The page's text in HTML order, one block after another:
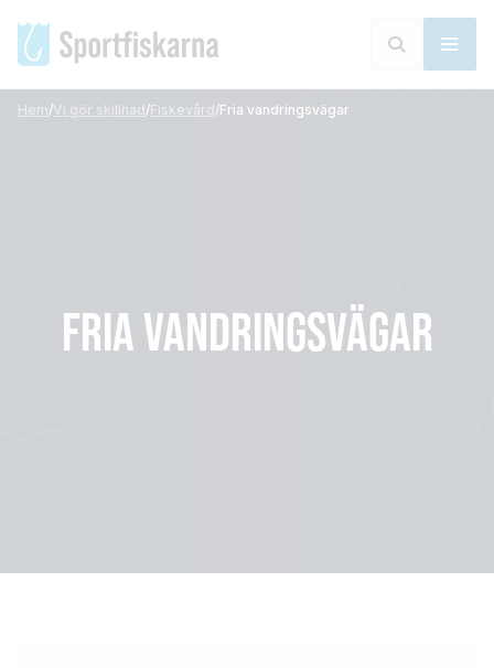
Hem/Vi gör skillnad/Fiskevård/Fria vandringsvägar
FRIA VANDRINGSVÄGAR